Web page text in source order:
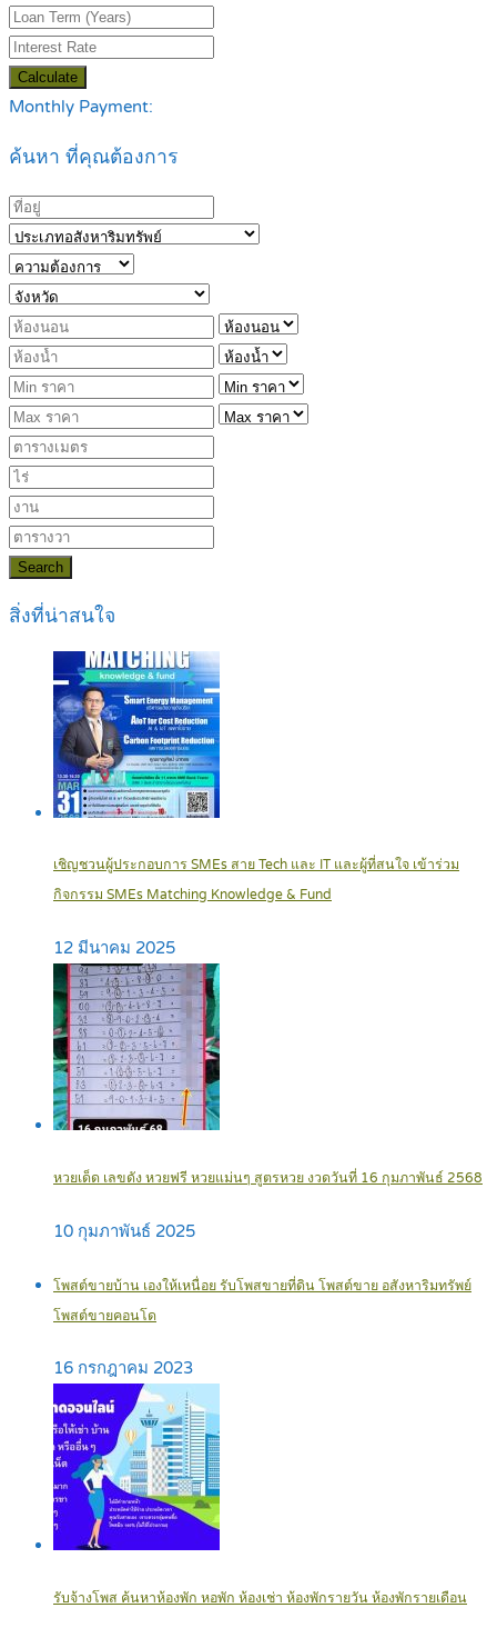
Calculate
Monthly Payment:
ค้นหา ที่คุณต้องการ
Search
สิ่งที่น่าสนใจ
เชิญชวนผู้ประกอบการ SMEs สาย Tech และ IT และผู้ที่สนใจ เข้าร่วม
กิจกรรม SMEs Matching Knowledge & Fund
12 มีนาคม 2025
หวยเด็ด เลขดัง หวยฟรี หวยแม่นๆ สูตรหวย งวดวันที่ 16 กุมภาพันธ์ 2568
10 กุมภาพันธ์ 2025
โพสต์ขายบ้าน เองให้เหนื่อย รับโพสขายที่ดิน โพสต์ขาย อสังหาริมทรัพย์
โพสต์ขายคอนโด
16 กรกฎาคม 2023
รับจ้างโพส ค้นหาห้องพัก หอพัก ห้องเช่า ห้องพักรายวัน ห้องพักรายเดือน